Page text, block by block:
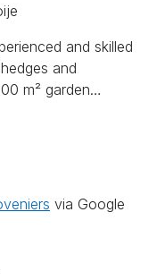
and skilled
and
m² garden…
via Google